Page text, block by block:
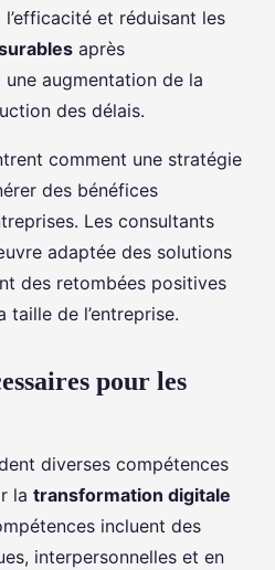
et réduisant les
après
augmentation de la
des délais.
comment une stratégie
des bénéfices
Les consultants
adaptée des solutions
des retombées positives
de l’entreprise.
pour les
diverses compétences
la transformation digitale
incluent des
interpersonnelles et en